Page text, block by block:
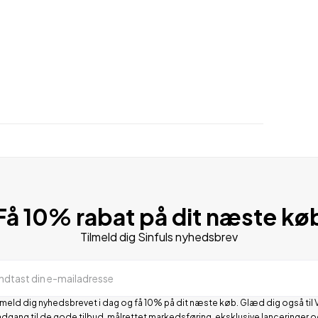
10% rabat på dit næste
Tilmeld dig Sinfuls nyhedsbrev
din e-mailadresse
dig nyhedsbrevet i dag og få 10% på dit næste køb. Glæd dig også til